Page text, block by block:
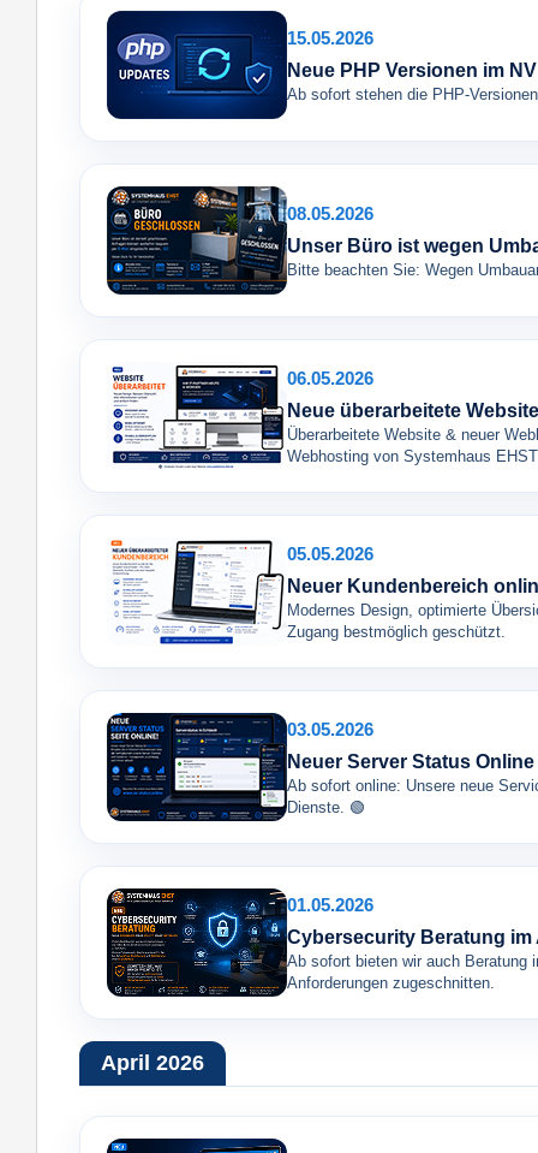
15.05.2026
Neue PHP Versionen im
Ab sofort stehen die PHP-
08.05.2026
Unser Büro ist wegen
Bitte beachten Sie: Wegen
06.05.2026
Neue überarbeitete
Überarbeitete Website & neuer
Webhosting von Systemhaus
05.05.2026
Neuer Kundenbereich
Modernes Design, optimierte
Zugang bestmöglich geschützt.
03.05.2026
Neuer Server Status Online
Ab sofort online: Unsere neue
Dienste. 🟢
01.05.2026
Cybersecurity Beratung im
Ab sofort bieten wir auch Beratung
Anforderungen zugeschnitten.
April 2026